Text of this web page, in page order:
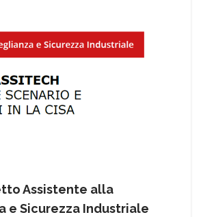
Assistente alla
e Sicurezza Industriale